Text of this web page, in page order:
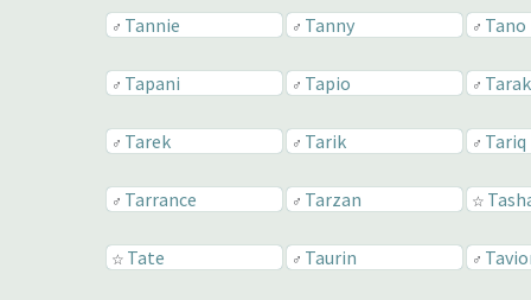
♂ Tannie ♂ Tanny ♂ Tano
♂ Tapani ♂ Tapio ♂ Tarak
♂ Tarek ♂ Tarik ♂ Tariq
♂ Tarrance ♂ Tarzan ☆
☆ Tate ♂ Taurin ♂